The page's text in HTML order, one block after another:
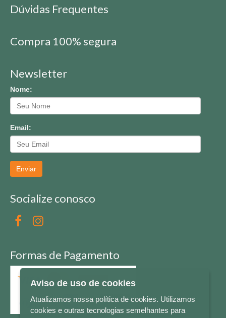
Dúvidas Frequentes
Compra 100% segura
Newsletter
Nome:
Email:
Enviar
Socialize conosco
Formas de Pagamento
Aviso de uso de cookies
Atualizamos nossa política de cookies. Utilizamos
cookies e outras tecnologias semelhantes para